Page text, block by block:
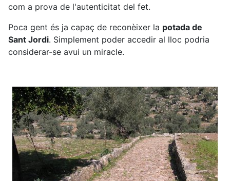
com a prova de l'autenticitat del fet.
Poca gent és ja capaç de reconèixer la potada de
Sant Jordi. Simplement poder accedir al lloc podria
considerar-se avui un miracle.